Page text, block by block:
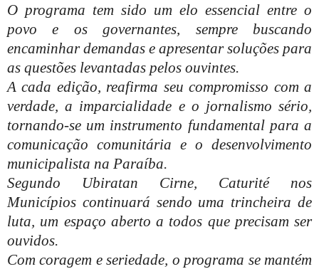
O programa tem sido um elo essencial entre o
povo e os governantes, sempre buscando
encaminhar demandas e apresentar soluções para
as questões levantadas pelos ouvintes.
A cada edição, reafirma seu compromisso com a
verdade, a imparcialidade e o jornalismo sério,
tornando-se um instrumento fundamental para a
comunicação comunitária e o desenvolvimento
municipalista na Paraíba.
Segundo Ubiratan Cirne, Caturité nos
Municípios continuará sendo uma trincheira de
luta, um espaço aberto a todos que precisam ser
ouvidos.
Com coragem e seriedade, o programa se mantém